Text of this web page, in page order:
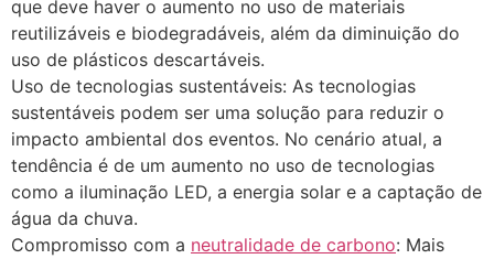
que deve haver o aumento no uso de materiais
reutilizáveis e biodegradáveis, além da diminuição do
uso de plásticos descartáveis.
Uso de tecnologias sustentáveis: As tecnologias
sustentáveis podem ser uma solução para reduzir o
impacto ambiental dos eventos. No cenário atual, a
tendência é de um aumento no uso de tecnologias
como a iluminação LED, a energia solar e a captação de
água da chuva.
Compromisso com a neutralidade de carbono: Mais